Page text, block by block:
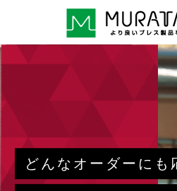
どんなオーダーにも